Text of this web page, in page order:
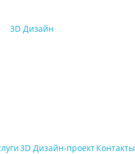
3D Дизайн
3D Дизайн-проектКонтакты